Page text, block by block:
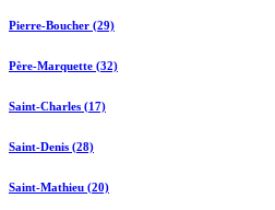
Pierre-Boucher (29)
Père-Marquette (32)
Saint-Charles (17)
Saint-Denis (28)
Saint-Mathieu (20)